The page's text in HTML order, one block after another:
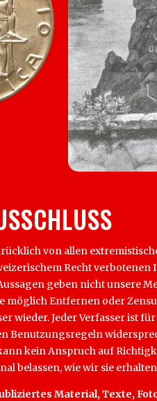
von allen
Recht
geben nicht unsere
möglich Entfernen oder
wieder. Jeder Verfasser ist
Benutzungsregeln
kein Anspruch auf
belassen, wie wir sie
Material, Texte,